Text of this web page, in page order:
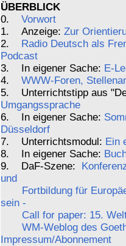
ÜBERBLICK
0. Vorwort
1. Anzeige: Zur
2. Radio Deutsch als
Podcast
3. In eigener Sache: E-
4. WWW-Foren,
5. Unterrichtstipp aus
Umgangssprache
6. In eigener Sache:
Düsseldorf
7. Unterrichtsmodul: Ein
8. In eigener Sache:
9. DaF-Szene:
und
Fortbildung für
sein -
Call for paper: 15.
WM-Weblog des
Impressum/Abonnement